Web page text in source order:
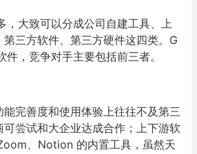
，大致可以分成公司自建工具、上
三方软件、第三方硬件这四类。G
，竞争对手主要包括前三者。
完善度和使用体验上往往不及第三
尝试和大企业达成合作；上下游软
、Notion 的内置工具，虽然天